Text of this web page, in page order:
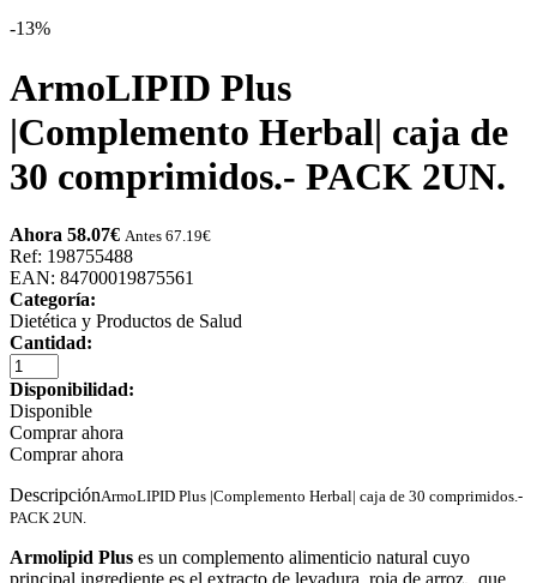
-13%
ArmoLIPID Plus
|Complemento Herbal| caja de
30 comprimidos.- PACK 2UN.
Ahora 58.07€ Antes 67.19€
Ref: 198755488
EAN: 84700019875561
Categoría:
Dietética y Productos de Salud
Cantidad:
Disponibilidad:
Disponible
Comprar ahora
Comprar ahora
DescripciónArmoLIPID Plus |Complemento Herbal| caja de 30 comprimidos.-
PACK 2UN.
Armolipid Plus es un complemento alimenticio natural cuyo